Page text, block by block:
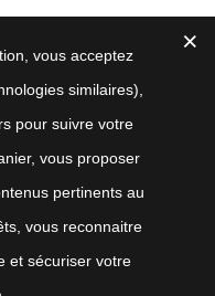
vous acceptez
similaires),
pour suivre votre
vous proposer
pertinents au
vous reconnaitre
et sécuriser votre